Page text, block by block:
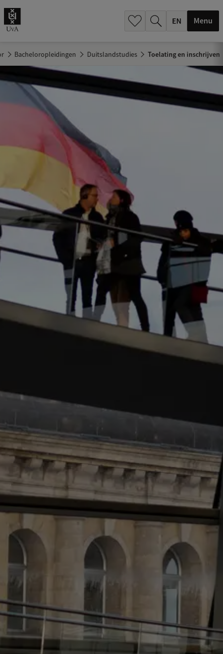
Menu
Bacheloropleidingen Duitslandstudies Toelating en inschrijven